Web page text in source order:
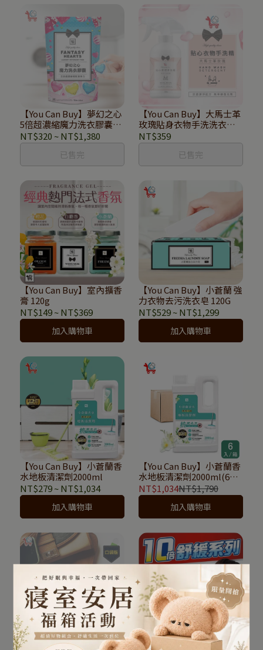
【You Can Buy】夢幻之心
5倍超濃縮魔力洗衣膠囊
(15顆/包)
NT$320 ~NT$1,380
已售完
【You Can Buy】大馬士革
玫瑰貼身衣物手洗洗衣精
300ml
NT$359
已售完
【You Can Buy】室內擴香
膏 120g
NT$149~NT$369
加入購物車
【You Can Buy】小蒼蘭 強
力衣物去污洗衣皂 120G
NT$529~NT$1,299
加入購物車
【You Can Buy】小蒼蘭香
水地板清潔劑2000ml
NT$279~NT$1,034
加入購物車
【You Can Buy】小蒼蘭香
水地板清潔劑2000ml(6入
箱購)
NT$1,034NT$1,790
加入購物車
【You Can Buy】日日爽一
【You Can Buy】日日爽一